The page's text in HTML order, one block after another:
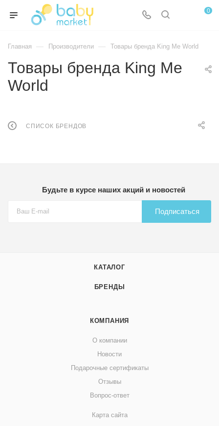
0
Главная — Производители — Товары бренда King Me World
Товары бренда King Me
World
СПИСОК БРЕНДОВ
Будьте в курсе наших акций и новостей
Подписаться
КАТАЛОГ
БРЕНДЫ
КОМПАНИЯ
О компании
Новости
Подарочные сертификаты
Отзывы
Вопрос-ответ
Карта сайта